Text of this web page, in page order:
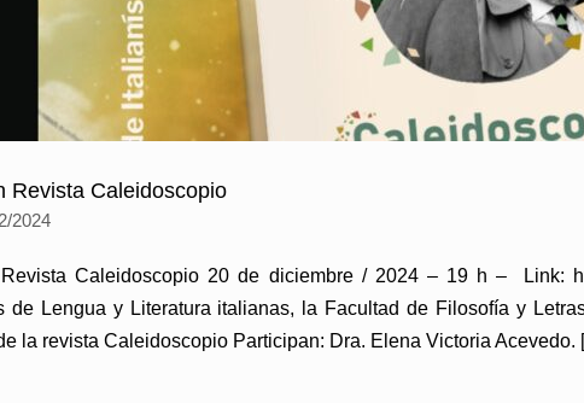
Revista Caleidoscopio
2024
Revista Caleidoscopio 20 de diciembre / 2024 – 19 h – Link:
de Lengua y Literatura italianas, la Facultad de Filosofía y
la revista Caleidoscopio Participan: Dra. Elena Victoria Acevedo.